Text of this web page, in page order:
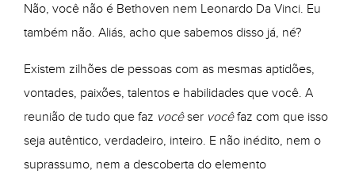
Não, você não é Bethoven nem Leonardo Da Vinci. Eu
também não. Aliás, acho que sabemos disso já, né?
Existem zilhões de pessoas com as mesmas aptidões,
vontades, paixões, talentos e habilidades que você. A
reunião de tudo que faz vocêser vocêfaz com que isso
seja autêntico, verdadeiro, inteiro. E não inédito, nem o
suprassumo, nem a descoberta do elemento